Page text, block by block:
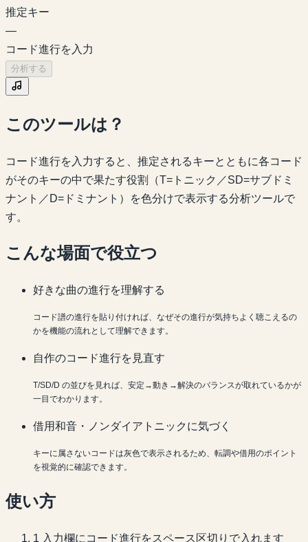
推定キー
—
コード進行を入力
分析する
このツールは？
コード進行を入力すると、推定されるキーとともに各コード
がそのキーの中で果たす役割（T=トニック／SD=サブドミ
ナント／D=ドミナント）を色分けで表示する分析ツールで
す。
こんな場面で役立つ
好きな曲の進行を理解する
コード譜の進行を貼り付ければ、なぜその進行が気持ちよく聴こえるの
かを機能の流れとして理解できます。
自作のコード進行を見直す
T/SD/D の並びを見れば、安定→動き→解決のバランスが取れているかが
一目でわかります。
借用和音・ノンダイアトニックに気づく
キーに属さないコードは灰色で表示されるため、転調や借用のポイント
を視覚的に確認できます。
使い方
1 入力欄にコード進行をスペース区切りで入れます